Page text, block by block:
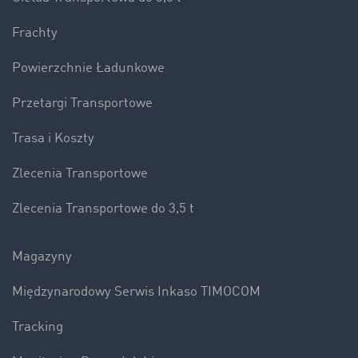
Frachty
Powierzchnie Ładunkowe
Przetargi Transportowe
Trasa i Koszty
Zlecenia Transportowe
Zlecenia Transportowe do 3,5 t
Magazyny
Międzynarodowy Serwis Inkaso TIMOCOM
Tracking